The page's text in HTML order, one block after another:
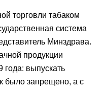
торговли табаком
система
Минздрава.
продукции
года: выпускать
было запрещено, а с